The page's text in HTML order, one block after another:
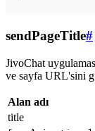
sendPageTitle#
JivoChat
ve sayfa URL'sini
Alan adı
title